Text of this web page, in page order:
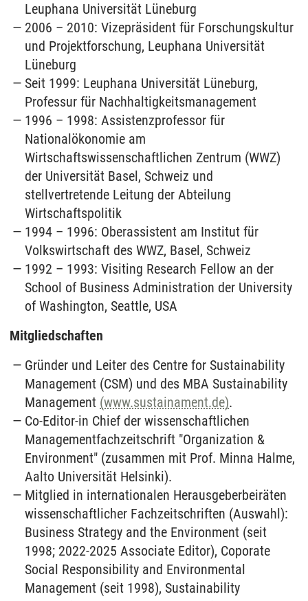
Leuphana Universität Lüneburg
2006 – 2010: Vizepräsident für Forschungskultur
und Projektforschung, Leuphana Universität
Lüneburg
Seit 1999: Leuphana Universität Lüneburg,
Professur für Nachhaltigkeitsmanagement
1996 – 1998: Assistenzprofessor für
Nationalökonomie am
Wirtschaftswissenschaftlichen Zentrum (WWZ)
der Universität Basel, Schweiz und
stellvertretende Leitung der Abteilung
Wirtschaftspolitik
1994 – 1996: Oberassistent am Institut für
Volkswirtschaft des WWZ, Basel, Schweiz
1992 – 1993: Visiting Research Fellow an der
School of Business Administration der University
of Washington, Seattle, USA
Mitgliedschaften
Gründer und Leiter des Centre for Sustainability
Management (CSM) und des MBA Sustainability
Management (www.sustainament.de).
Co-Editor-in Chief der wissenschaftlichen
Managementfachzeitschrift "Organization &
Environment" (zusammen mit Prof. Minna Halme,
Aalto Universität Helsinki).
Mitglied in internationalen Herausgeberbeiräten
wissenschaftlicher Fachzeitschriften (Auswahl):
Business Strategy and the Environment (seit
1998; 2022-2025 Associate Editor), Coporate
Social Responsibility and Environmental
Management (seit 1998), Sustainability